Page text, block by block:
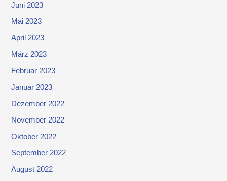
Juni 2023
Mai 2023
April 2023
März 2023
Februar 2023
Januar 2023
Dezember 2022
November 2022
Oktober 2022
September 2022
August 2022